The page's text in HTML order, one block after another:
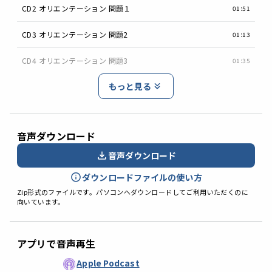
CD2 オリエンテーション 問題１ 01:51
CD3 オリエンテーション 問題2 01:13
CD4 オリエンテーション 問題3 01:35
もっと見る
音声ダウンロード
音声ダウンロード
ダウンロードファイルの使い方
Zip形式のファイルです。パソコンへダウンロードしてご利用いただくのに
向いています。
アプリで音声再生
Apple Podcast